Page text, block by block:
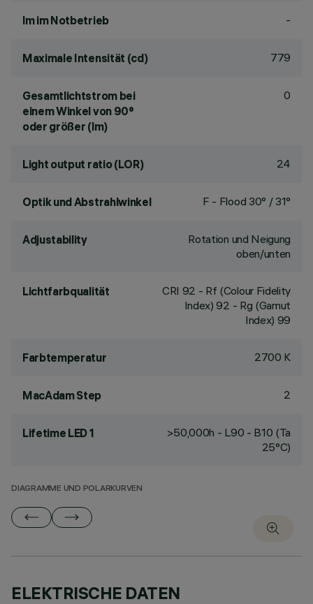
lm im Notbetrieb -
Maximale Intensität (cd) 779
Gesamtlichtstrom bei
einem Winkel von 90°
oder größer (lm)
0
Light output ratio (LOR) 24
Optik und Abstrahlwinkel F - Flood 30° / 31°
Adjustability
Rotation und Neigung
oben/unten
Lichtfarbqualität CRI 92 - Rf (Colour Fidelity
Index) 92 - Rg (Gamut
Index) 99
Farbtemperatur 2700 K
MacAdam Step 2
Lifetime LED 1
>50,000h - L90 - B10 (Ta
25°C)
DIAGRAMME UND POLARKURVEN
ELEKTRISCHE DATEN